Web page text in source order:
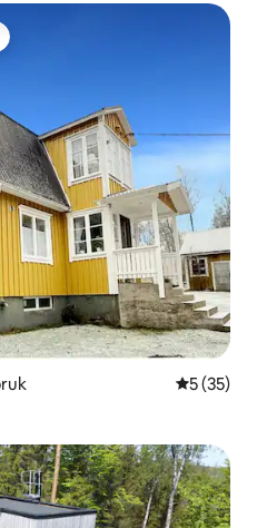
plus appréciés
5 (35)